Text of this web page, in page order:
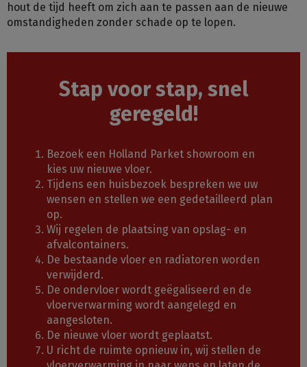
hout de tijd heeft om zich aan te passen aan de nieuwe
omstandigheden zonder schade op te lopen.
Stap voor stap, snel
geregeld!
Bezoek een Holland Parket showroom en
kies uw nieuwe vloer.
Tijdens een huisbezoek bespreken we uw
wensen en stellen we een gedetailleerd plan
op.
Wij regelen de plaatsing van opslag- en
afvalcontainers.
De bestaande vloer en radiatoren worden
verwijderd.
De ondervloer wordt geëgaliseerd en de
vloerverwarming wordt aangelegd en
aangesloten.
De nieuwe vloer wordt geplaatst.
U richt de ruimte opnieuw in, wij stellen de